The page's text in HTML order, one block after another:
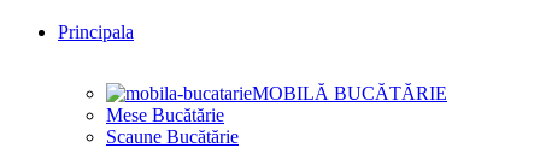
Principala
MOBILĂ BUCĂTĂRIE
Mese Bucătărie
Scaune Bucătărie